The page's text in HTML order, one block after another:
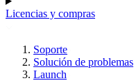
Licencias y compras
Soporte
Solución de problemas
Launch